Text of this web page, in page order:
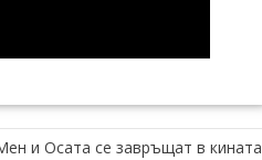
и Осата се завръщат в кината